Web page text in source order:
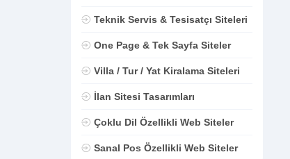
Teknik Servis & Tesisatçı Siteleri
One Page & Tek Sayfa Siteler
Villa / Tur / Yat Kiralama Siteleri
İlan Sitesi Tasarımları
Çoklu Dil Özellikli Web Siteler
Sanal Pos Özellikli Web Siteler